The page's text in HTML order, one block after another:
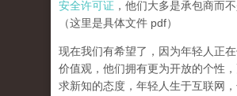
安全许可证 ，他们大多是承包商而
（这里是具体文件 pdf）
现在我们有希望了，因为年轻人正
价值观，他们拥有更为开放的个性
求新知的态度，年轻人生于互联网